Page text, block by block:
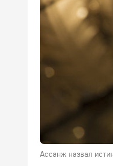
Ассанж назвал